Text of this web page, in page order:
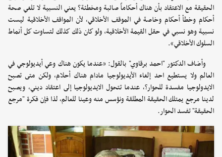
الحقيقة مع الاعتقاد بأن هناك أحكاماً صائبة ومخطئة؟ يعني النسبية لا تلغي صحة
أحكام وخطأ أحكام وخاصة في الموقف الأخلاقي، لأن المواقف الأخلاقية ليست
نسبية وهو نسبي في حقل القيمة الأخلاقية، ولو كان ذلك كذلك لتساوت كل أنماط
السلوك الأخلاقي».
وأضاف الدكتور "احمد برقاوي" بالقول: «عندما يكون هناك وعي أيديولوجي في
العالم ولا يستطيع احد إلغاء الأيديولوجيا مادام هناك أحلام، ولكن متى تصبح
الايدولوجيا مفسدة للحوار؟، عندما تتحول الايديولوجيا إلى اعتقاد ديني، ويصبح
لدينا مرجع يمتلك الحقيقة المطلقة ونؤسس منه وعينا للعالم، لذا فإن فكرة "مرجع
الحقيقة" تفسد الحوار.